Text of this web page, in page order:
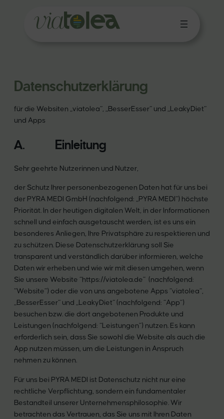
Datenschutzerklärung
für die Websiten „viatolea“, „BesserEsser“ und „LeakyDiet“
und Apps
A. Einleitung
Sehr geehrte Nutzerinnen und Nutzer,
der Schutz Ihrer personenbezogenen Daten hat für uns bei
der PYRA MEDI GmbH (nachfolgend: „PYRA MEDI“) höchste
Priorität. In der heutigen digitalen Welt, in der Informationen
schnell und einfach ausgetauscht werden, ist es uns ein
besonderes Anliegen, Ihre Privatsphäre zu respektieren und
zu schützen. Diese Datenschutzerklärung soll Sie
transparent und verständlich darüber informieren, welche
Daten wir erheben und wie wir mit diesen umgehen, wenn
Sie unsere Website “https://viatolea.de” (nachfolgend:
“Website”) oder die von uns angebotene Apps “viatolea“,
„BesserEsser“ und „LeakyDiet“ (nachfolgend: “App”)
besuchen bzw. die dort angebotenen Produkte und
Leistungen (nachfolgend: “Leistungen”) nutzen. Es kann
erforderlich sein, dass Sie sowohl die Website als auch die
App nutzen müssen, um die Leistungen in Anspruch
nehmen zu können.
Für uns bei PYRA MEDI ist Datenschutz nicht nur eine
rechtliche Verpflichtung, sondern ein fundamentaler
Bestandteil unserer Unternehmensphilosophie. Wir
betrachten das Vertrauen, das Sie uns mit Ihren Daten